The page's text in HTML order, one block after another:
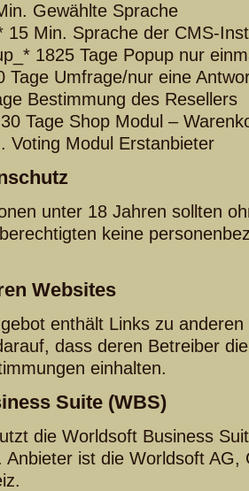
Gewählte Sprache
15 Min. Sprache der CMS-
1825 Tage Popup nur
Tage Umfrage/nur eine
Bestimmung des Resellers
Tage Shop Modul –
Voting Modul Erstanbieter
unter 18 Jahren sollten
keine
Websites
enthält Links zu
dass deren Betreiber die
einhalten.
Suite (WBS)
die Worldsoft Business
Anbieter ist die Worldsoft AG,